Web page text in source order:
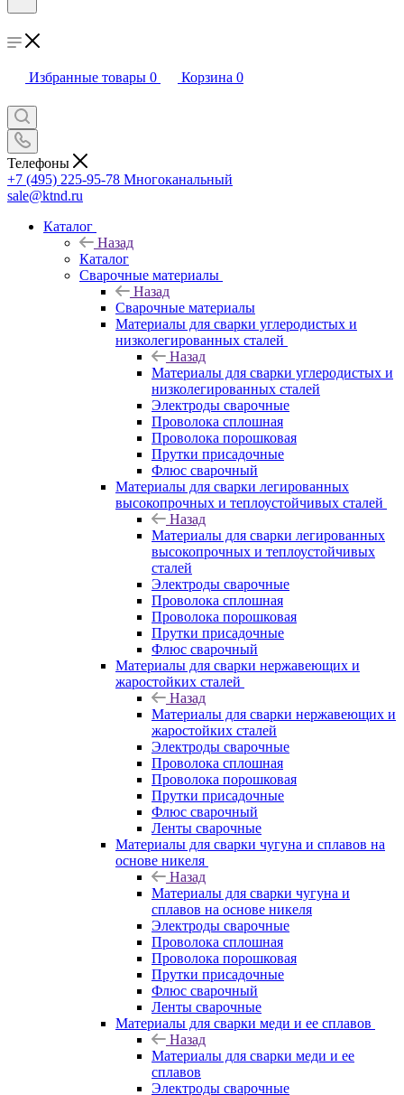
Избранные товары 0 Корзина 0
Телефоны
+7 (495) 225-95-78 Многоканальный
sale@ktnd.ru
Каталог
Назад
Каталог
Сварочные материалы
Назад
Сварочные материалы
Материалы для сварки углеродистых и
низколегированных сталей
Назад
Материалы для сварки углеродистых и
низколегированных сталей
Электроды сварочные
Проволока сплошная
Проволока порошковая
Прутки присадочные
Флюс сварочный
Материалы для сварки легированных
высокопрочных и теплоустойчивых сталей
Назад
Материалы для сварки легированных
высокопрочных и теплоустойчивых
сталей
Электроды сварочные
Проволока сплошная
Проволока порошковая
Прутки присадочные
Флюс сварочный
Материалы для сварки нержавеющих и
жаростойких сталей
Назад
Материалы для сварки нержавеющих и
жаростойких сталей
Электроды сварочные
Проволока сплошная
Проволока порошковая
Прутки присадочные
Флюс сварочный
Ленты сварочные
Материалы для сварки чугуна и сплавов на
основе никеля
Назад
Материалы для сварки чугуна и
сплавов на основе никеля
Электроды сварочные
Проволока сплошная
Проволока порошковая
Прутки присадочные
Флюс сварочный
Ленты сварочные
Материалы для сварки меди и ее сплавов
Назад
Материалы для сварки меди и ее
сплавов
Электроды сварочные